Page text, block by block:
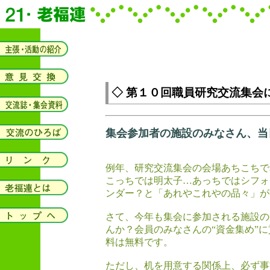
◇ 第１０回職員研究交流集
集会参加者の施設のみなさん、
例年、研究交流集会の会場あちこち
こっちでは明太子…あっちではシフ
ンダー？と「あれやこれやの品々」
さて、今年も集会に参加される施設
んか？会員のみなさんの“資金集め”
料は無料です。
ただし、机を用意する関係上、必ず